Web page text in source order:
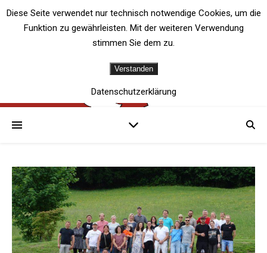
Diese Seite verwendet nur technisch notwendige Cookies, um die
Funktion zu gewährleisten. Mit der weiteren Verwendung
stimmen Sie dem zu.
Verstanden
Datenschutzerklärung